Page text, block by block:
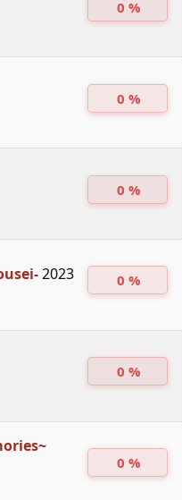
0 %
0 %
0 %
2023
0 %
0 %
0 %